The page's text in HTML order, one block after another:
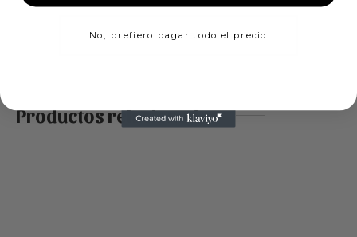
Añade una valoración
Productos relacionados
No, prefiero pagar todo el precio